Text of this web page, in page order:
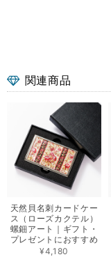
関連商品
天然貝名刺カードケー
ス（ローズカクテル）
螺鈿アート｜ギフト・
プレゼントにおすすめ
¥4,180